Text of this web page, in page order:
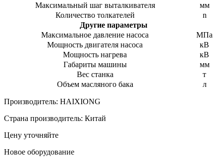
Максимальный шаг выталкивателя
мм
Количество толкателей
n
Другие параметры
Максимальное давление насоса
МПа
Мощность двигателя насоса
кВ
Мощность нагрева
кВ
Габариты машины
мм
Вес станка
т
Объем масляного бака
л
Производитель: HAIXIONG
Страна производитель: Китай
Цену уточняйте
Новое оборудование